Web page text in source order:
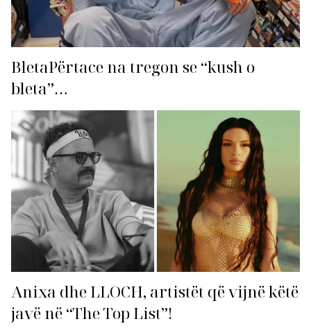
BletaPërtace na tregon se “kush o
bleta”…
Anixa dhe LLOCH, artistët që vijnë këtë
javë në “The Top List”!